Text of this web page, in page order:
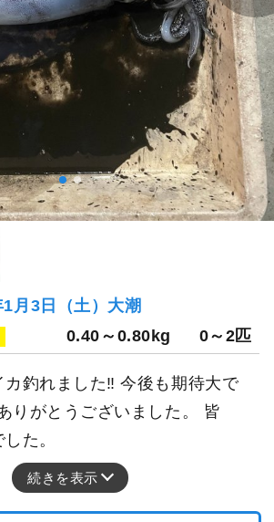
月3日（土）大潮
0.40～0.80kg 0～2匹
カ釣れました‼ 今後も期待大で
りがとうございました。 皆
た。
続きを表示